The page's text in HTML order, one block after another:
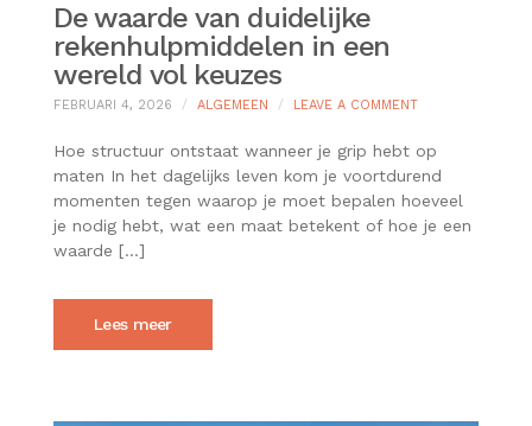
De waarde van duidelijke
rekenhulpmiddelen in een
wereld vol keuzes
FEBRUARI 4, 2026 ALGEMEEN LEAVE A COMMENTON
VAN
DUIDELIJKE
IN
Hoe structuur ontstaat wanneer je grip hebt op
maten In het dagelijks leven kom je voortdurend
momenten tegen waarop je moet bepalen hoeveel
je nodig hebt, wat een maat betekent of hoe je een
waarde […]
Lees meer